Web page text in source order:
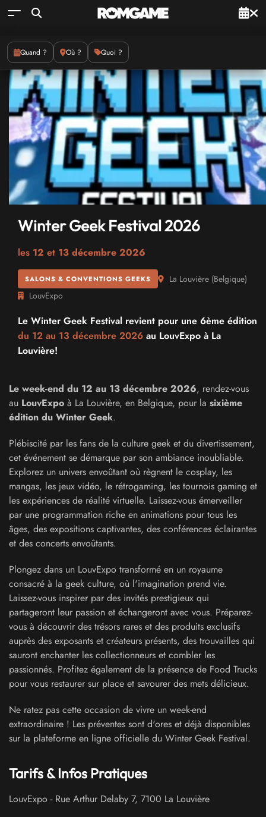
Quand ? Où ? Quoi ?
Winter Geek Festival 2026
les 12 et 13 décembre 2026
SALONS & CONVENTIONS GEEKS La Louvière (Belgique)
LouvExpo
Le Winter Geek Festival revient pour une 6ème édition
du 12 au 13 décembre 2026 au LouvExpo à La
Louvière!
Le week-end du 12 au 13 décembre 2026, rendez-vous
au LouvExpo à La Louvière, en Belgique, pour la sixième
édition du Winter Geek.
Plébiscité par les fans de la culture geek et du divertissement,
cet événement se démarque par son ambiance inoubliable.
Explorez un univers envoûtant où règnent le cosplay, les
mangas, les jeux vidéo, le rétrogaming, les tournois gaming et
les expériences de réalité virtuelle. Laissez-vous émerveiller
par une programmation riche en animations pour tous les
âges, des expositions captivantes, des conférences éclairantes
et des concerts envoûtants.
Plongez dans un LouvExpo transformé en un royaume
consacré à la geek culture, où l'imagination prend vie.
Laissez-vous inspirer par des invités prestigieux qui
partageront leur passion et échangeront avec vous. Préparez-
vous à découvrir des trésors rares et des produits exclusifs
auprès des exposants et créateurs présents, des trouvailles qui
sauront enchanter les collectionneurs et combler les
passionnés. Profitez également de la présence de Food Trucks
pour vous restaurer sur place et savourer des mets délicieux.
Ne ratez pas cette occasion de vivre un week-end
extraordinaire ! Les préventes sont d'ores et déjà disponibles
sur la plateforme en ligne officielle du Winter Geek Festival.
Tarifs & Infos Pratiques
LouvExpo - Rue Arthur Delaby 7, 7100 La Louvière